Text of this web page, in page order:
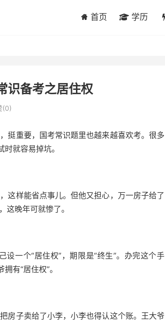
首页 学历
识备考之居住权
(0)
挺重要，国考常识题里也越来越喜欢考。很多
就容易掉坑。
这样能省点事儿。但他又担心，万一房子给了
这晚年可就惨了。
一个“居住权”，期限是“终生”。办完这个手
有“居住权”。
房子卖给了小李，小李也得认这个账。王大爷